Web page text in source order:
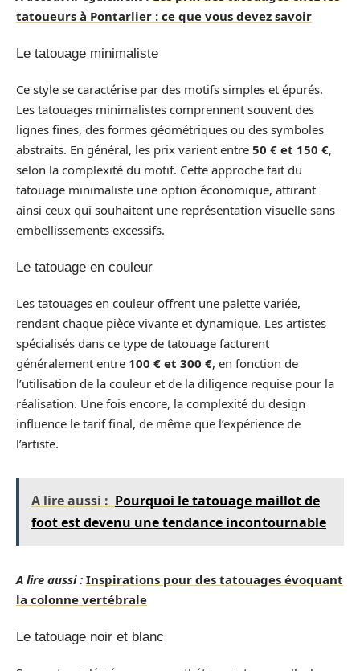
tatoueurs à Pontarlier : ce que vous devez savoir
Le tatouage minimaliste
Ce style se caractérise par des motifs simples et épurés.
Les tatouages minimalistes comprennent souvent des
lignes fines, des formes géométriques ou des symboles
abstraits. En général, les prix varient entre 50 € et 150 €,
selon la complexité du motif. Cette approche fait du
tatouage minimaliste une option économique, attirant
ainsi ceux qui souhaitent une représentation visuelle sans
embellissements excessifs.
Le tatouage en couleur
Les tatouages en couleur offrent une palette variée,
rendant chaque pièce vivante et dynamique. Les artistes
spécialisés dans ce type de tatouage facturent
généralement entre 100 € et 300 €, en fonction de
l’utilisation de la couleur et de la diligence requise pour la
réalisation. Une fois encore, la complexité du design
influence le tarif final, de même que l’expérience de
l’artiste.
A lire aussi : Pourquoi le tatouage maillot de
foot est devenu une tendance incontournable
A lire aussi : Inspirations pour des tatouages évoquant
la colonne vertébrale
Le tatouage noir et blanc